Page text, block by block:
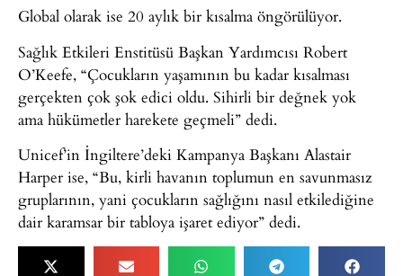
Global olarak ise 20 aylık bir kısalma öngörülüyor.
Sağlık Etkileri Enstitüsü Başkan Yardımcısı Robert
O’Keefe, “Çocukların yaşamının bu kadar kısalması
gerçekten çok şok edici oldu. Sihirli bir değnek yok
ama hükümetler harekete geçmeli” dedi.
Unicef’in ​​İngiltere’deki Kampanya Başkanı Alastair
Harper ise, “Bu, kirli havanın toplumun en savunmasız
gruplarının, yani çocukların sağlığını nasıl etkilediğine
dair karamsar bir tabloya işaret ediyor” dedi.